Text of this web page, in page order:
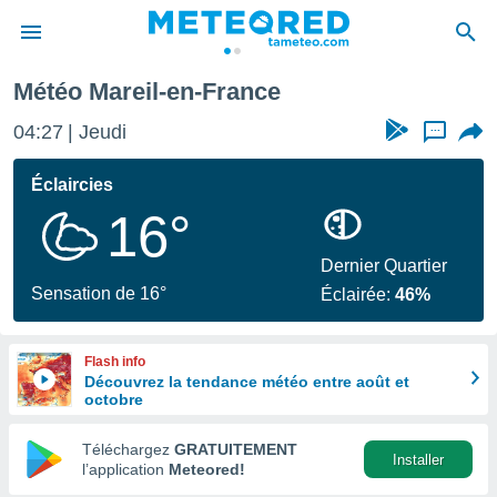
de
en
Météo Mareil-en-France
04:27 Jeudi ...
Éclaircies
16°
Sensation de 16°
Dernier Quartier
Éclairée:46%
Flash info
Découvrez la tendance météo entre août et
octobre
Téléchargez GRATUITEMENT
l’application Meteored!
Installer